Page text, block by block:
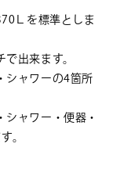
Ｌを標準としま
出来ます。
シャワーの4箇所
ャワー・便器・
。